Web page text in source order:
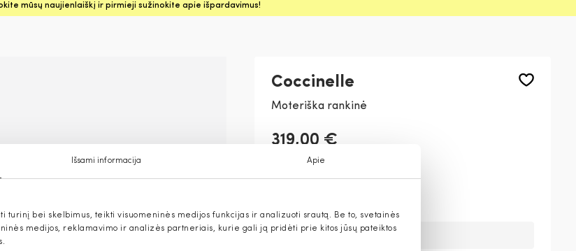
Išsami informacija Apie
turinį bei skelbimus, teikti visuomeninės medijos funkcijas ir analizuoti srautą. Be to, svetainės
medijos, reklamavimo ir analizės partneriais, kurie gali ją pridėti prie kitos jūsų pateiktos
mūsų naujienlaiškį ir pirmieji sužinokite apie išpardavimus!
Coccinelle
Moteriška rankinė
319,00 €
Deja, šios prekės nebeturime.